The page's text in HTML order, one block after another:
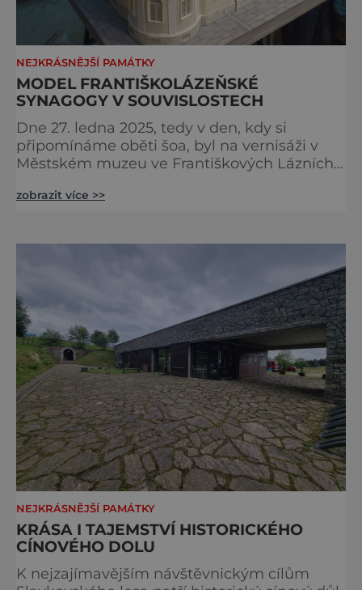
NEJKRÁSNĚJŠÍ PAMÁTKY
MODEL FRANTIŠKOLÁZEŇSKÉ
SYNAGOGY V SOUVISLOSTECH
Dne 27. ledna 2025, tedy v den, kdy si
připomínáme oběti šoa, byl na vernisáži v
Městském muzeu ve Františkových Lázních
nacisty zničena v roce 1938. Do lázeňského
některé události spojené s touto významnou
stavbou. [gallery ids="917
zobrazit více >>
NEJKRÁSNĚJŠÍ PAMÁTKY
KRÁSA I TAJEMSTVÍ HISTORICKÉHO
CÍNOVÉHO DOLU
K nejzajímavějším návštěvnickým cílům